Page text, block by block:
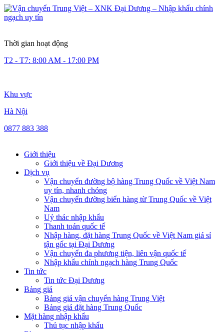
Thời gian hoạt động
T2 - T7: 8:00 AM - 17:00 PM
Khu vực
Hà Nội
0877 883 388
Giới thiệu
Giới thiệu về Đại Dương
Dịch vụ
Vận chuyển đường bộ hàng Trung Quốc về Việt Nam
uy tín, nhanh chóng
Vận chuyển đường biển hàng từ Trung Quốc về Việt
Nam
Uỷ thác nhập khẩu
Thanh toán quốc tế
Nhập hàng, đặt hàng Trung Quốc về Việt Nam giá sỉ
tận gốc tại Đại Dương
Vận chuyển đa phương tiện, liên vận quốc tế
Nhập khẩu chính ngạch hàng Trung Quốc
Tin tức
Tin tức Đại Dương
Bảng giá
Bảng giá vận chuyển hàng Trung Việt
Bảng giá đặt hàng Trung Quốc
Mặt hàng nhập khẩu
Thủ tục nhập khẩu